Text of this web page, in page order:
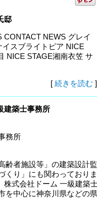
邸
NEWS グレイ
スブライトピア NICE
NICE STAGE湘南衣笠 サ
[ 続きを読む ]
築士事務所
務所
齢者施設等」の建築設計
くり」にも関わっており
株式会社ドーム 一級建築
を中心に神奈川県などの